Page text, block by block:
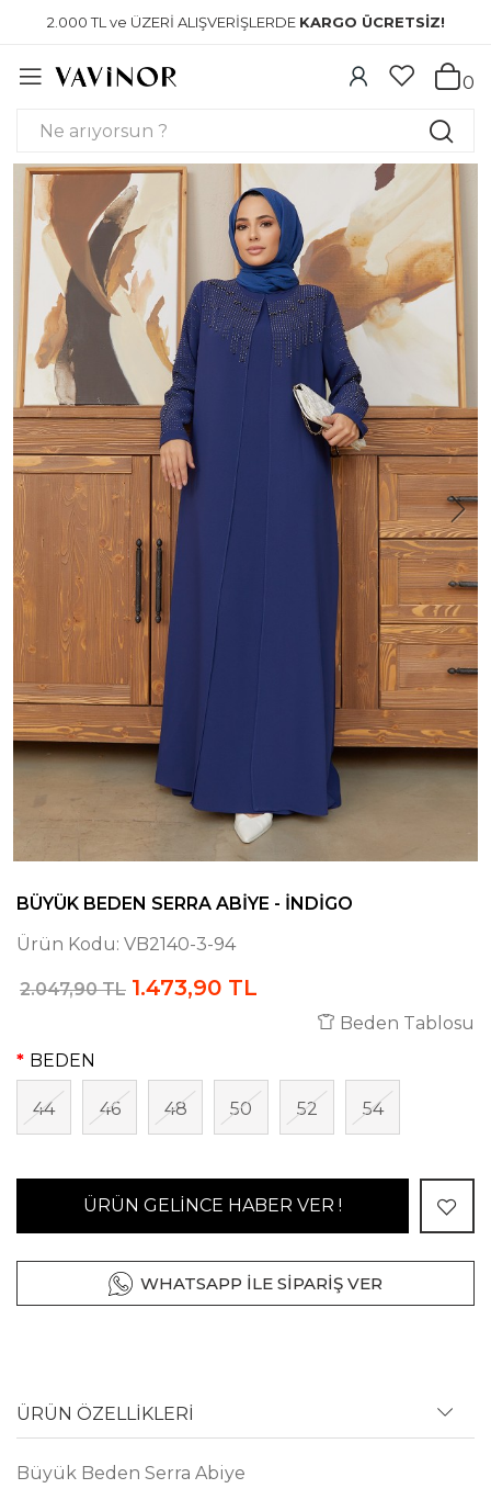
2.000 TL ve ÜZERİ ALIŞVERİŞLERDE KARGO ÜCRETSİZ!
0
BÜYÜK BEDEN SERRA ABIYE - İNDIGO
Ürün Kodu: VB2140-3-94
2.047,90 TL 1.473,90 TL
Beden Tablosu
BEDEN
44 46 48 50 52 54
ÜRÜN GELİNCE HABER VER !
WHATSAPP İLE SİPARİŞ VER
ÜRÜN ÖZELLİKLERİ
Büyük Beden Serra Abiye